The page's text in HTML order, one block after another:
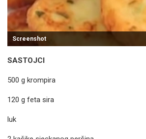
Screenshot
SASTOJCI
500 g krompira
120 g feta sira
luk